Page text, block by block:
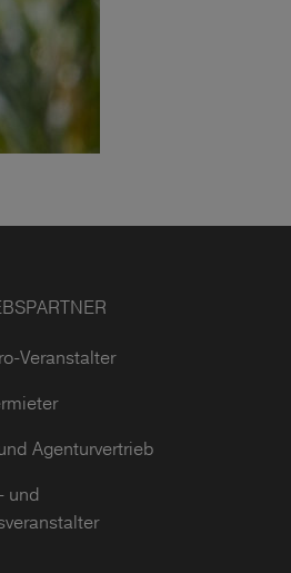
Veranstalter
Agenturvertrieb
und